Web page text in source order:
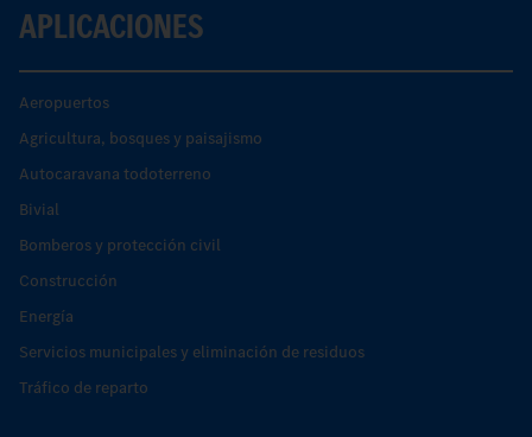
APLICACIONES
Aeropuertos
Agricultura, bosques y paisajismo
Autocaravana todoterreno
Bivial
Bomberos y protección civil
Construcción
Energía
Servicios municipales y eliminación de residuos
Tráfico de reparto